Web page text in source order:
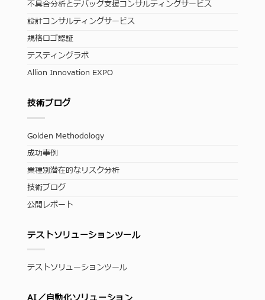
不具合分析とデバッグ支援コンサルティングサービス
設計コンサルティングサービス
規格ロゴ認証
テスティングラボ
Allion Innovation EXPO
技術ブログ
Golden Methodology
成功事例
業種別潜在的なリスク分析
技術ブログ
公開レポート
テストソリューションツール
テストソリューションツール